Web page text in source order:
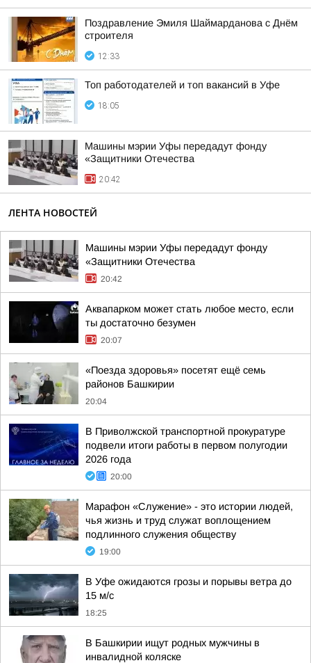
Поздравление Эмиля Шаймарданова с Днём
строителя
12:33
Топ работодателей и топ вакансий в Уфе
18:05
Машины мэрии Уфы передадут фонду
«Защитники Отечества
20:42
ЛЕНТА НОВОСТЕЙ
Машины мэрии Уфы передадут фонду
«Защитники Отечества
20:42
Аквапарком может стать любое место, если
ты достаточно безумен
20:07
«Поезда здоровья» посетят ещё семь
районов Башкирии
20:04
В Приволжской транспортной прокуратуре
подвели итоги работы в первом полугодии
2026 года
20:00
Марафон «Служение» - это истории людей,
чья жизнь и труд служат воплощением
подлинного служения обществу
19:00
В Уфе ожидаются грозы и порывы ветра до
15 м/с
18:25
В Башкирии ищут родных мужчины в
инвалидной коляске